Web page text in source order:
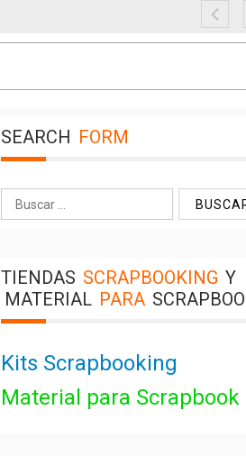
SEARCH FORM
Buscar:
TIENDAS SCRAPBOOKING Y
MATERIAL PARA
Kits Scrapbooking
Material para Scrapbook